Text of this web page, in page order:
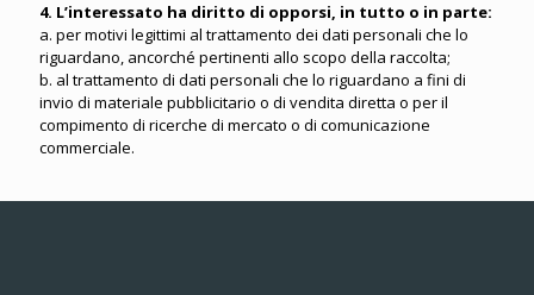
4. L’interessato ha diritto di opporsi, in tutto o in parte:
a. per motivi legittimi al trattamento dei dati personali che lo
riguardano, ancorché pertinenti allo scopo della raccolta;
b. al trattamento di dati personali che lo riguardano a fini di
invio di materiale pubblicitario o di vendita diretta o per il
compimento di ricerche di mercato o di comunicazione
commerciale.